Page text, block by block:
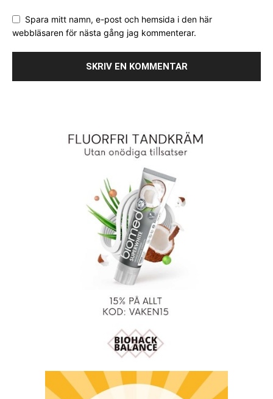
Spara mitt namn, e-post och hemsida i den här
webbläsaren för nästa gång jag kommenterar.